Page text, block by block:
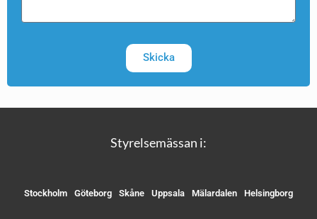
Skicka
Styrelsemässan i:
Stockholm Göteborg Skåne Uppsala Mälardalen Helsingborg